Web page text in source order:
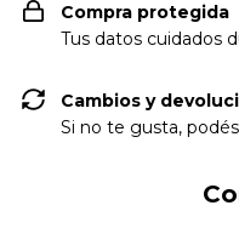
Compra protegida
Tus datos cuidados
Cambios y
Si no te gusta,